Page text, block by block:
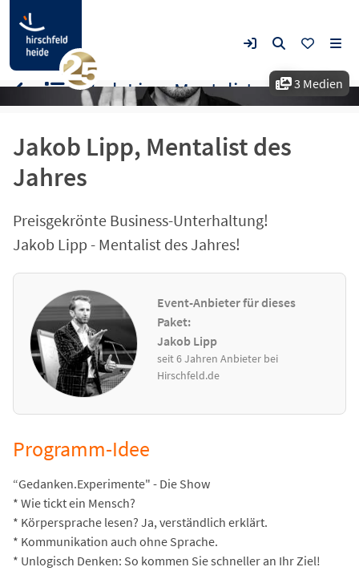
3 Medien
Jakob Lipp, Mentalist des
Jahres
Preisgekrönte Business-Unterhaltung!
Jakob Lipp - Mentalist des Jahres!
Event-Anbieter für dieses
Paket:
Jakob Lipp
seit 6 Jahren Anbieter bei
Hirschfeld.de
Jakob Lipp, Mentalist und Gedankenkünstler
Programm-Idee
“Gedanken.Experimente" - Die Show
* Wie tickt ein Mensch?
* Körpersprache lesen? Ja, verständlich erklärt.
* Kommunikation auch ohne Sprache.
* Unlogisch Denken: So kommen Sie schneller an Ihr Ziel!